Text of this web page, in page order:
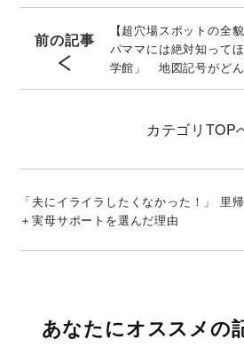
前の記事
【超穴場スポットの全
パママには絶対知って
学館」 地図記号がど
カテゴリ TOP
「夫にイライラしたくなかった！」 里
＋実母サポートを選んだ理由
あなたにオススメの